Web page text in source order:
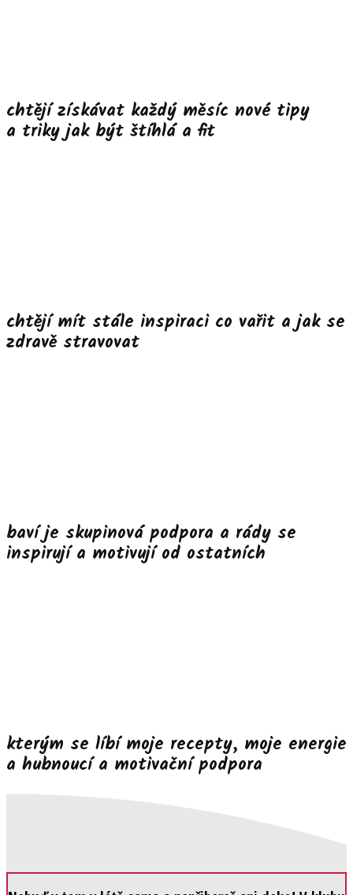
chtějí získávat každý měsíc nové tipy
a triky jak být štíhlá a fit
chtějí mít stále inspiraci co vařit a jak se
zdravě stravovat
baví je skupinová podpora a rády se
inspirují a motivují od ostatních
kterým se líbí moje recepty, moje energie
a hubnoucí a motivační podpora